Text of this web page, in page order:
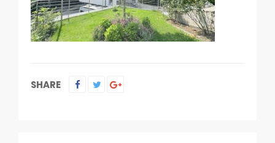
SHARE